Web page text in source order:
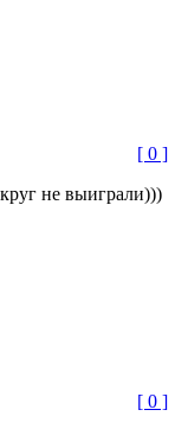
[ 0 ]
не выиграли)))
[ 0 ]